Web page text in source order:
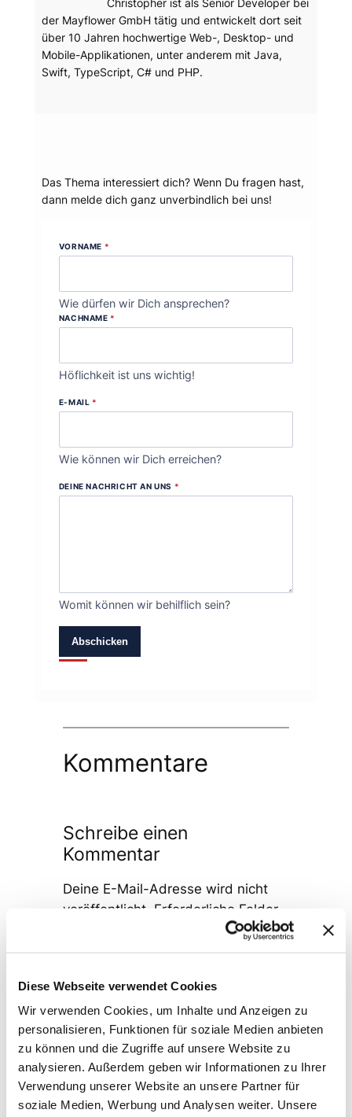
Diese Webseite verwendet Cookies
Wir verwenden Cookies, um Inhalte und Anzeigen zu
personalisieren, Funktionen für soziale Medien anbieten
zu können und die Zugriffe auf unsere Website zu
analysieren. Außerdem geben wir Informationen zu Ihrer
Verwendung unserer Website an unsere Partner für
soziale Medien, Werbung und Analysen weiter. Unsere
Christopher ist als Senior Developer bei
der Mayflower GmbH tätig und entwickelt dort seit
über 10 Jahren hochwertige Web-, Desktop- und
Mobile-Applikationen, unter anderem mit Java,
Swift, TypeScript, C# und PHP.
Das Thema interessiert dich? Wenn Du fragen hast,
dann melde dich ganz unverbindlich bei uns!
VORNAME *
Wie dürfen wir Dich ansprechen?
NACHNAME *
Höflichkeit ist uns wichtig!
E-MAIL *
Wie können wir Dich erreichen?
DEINE NACHRICHT AN UNS *
Womit können wir behilflich sein?
Abschicken
Kommentare
Schreibe einen
Kommentar
Deine E-Mail-Adresse wird nicht
veröffentlicht. Erforderliche Felder
Name